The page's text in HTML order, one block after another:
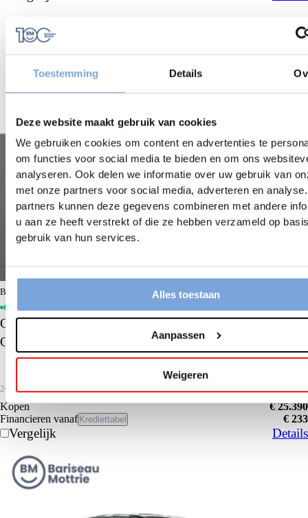
Toestemming Details
Deze website maakt gebruik van cookies
We gebruiken cookies om content en advertenties te
om functies voor social media te bieden en om ons
analyseren. Ook delen we informatie over uw gebruik van
met onze partners voor social media, adverteren en
partners kunnen deze gegevens combineren met andere
u aan ze heeft verstrekt of die ze hebben verzameld op
gebruik van hun services.
Alles toestaan
Aanpassen
Weigeren
Bariseau Mottrie Ieper
Op voorraad
Opel Combo Life
Combo Life L1 1.2 Turbo Benzine S/S 110 MT6
2026
Kopen
€ 25.390
Financieren vanaf Krediettabel € 233
Vergelijk Details